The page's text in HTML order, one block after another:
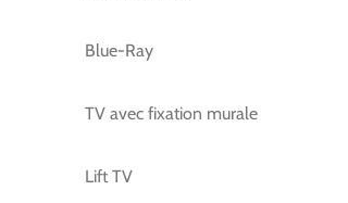
Blue-Ray
TV avec fixation murale
Lift TV